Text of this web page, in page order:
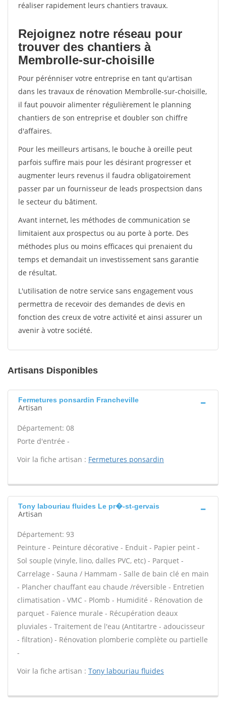
réaliser rapidement leurs chantiers travaux.
Rejoignez notre réseau pour
trouver des chantiers à
Membrolle-sur-choisille
Pour pérénniser votre entreprise en tant qu'artisan
dans les travaux de rénovation Membrolle-sur-choisille,
il faut pouvoir alimenter régulièrement le planning
chantiers de son entreprise et doubler son chiffre
d'affaires.
Pour les meilleurs artisans, le bouche à oreille peut
parfois suffire mais pour les désirant progresser et
augmenter leurs revenus il faudra obligatoirement
passer par un fournisseur de leads prospectsion dans
le secteur du bâtiment.
Avant internet, les méthodes de communication se
limitaient aux prospectus ou au porte à porte. Des
méthodes plus ou moins efficaces qui prenaient du
temps et demandait un investissement sans garantie
de résultat.
L'utilisation de notre service sans engagement vous
permettra de recevoir des demandes de devis en
fonction des creux de votre activité et ainsi assurer un
avenir à votre société.
Artisans Disponibles
Fermetures ponsardin Francheville
Artisan
Département: 08
Porte d'entrée -
Voir la fiche artisan : Fermetures ponsardin
Tony labouriau fluides Le pr�-st-gervais
Artisan
Département: 93
Peinture - Peinture décorative - Enduit - Papier peint -
Sol souple (vinyle, lino, dalles PVC, etc) - Parquet -
Carrelage - Sauna / Hammam - Salle de bain clé en main
- Plancher chauffant eau chaude /réversible - Entretien
climatisation - VMC - Plomb - Humidité - Rénovation de
parquet - Faïence murale - Récupération deaux
pluviales - Traitement de l'eau (Antitartre - adoucisseur
- filtration) - Rénovation plomberie complète ou partielle
-
Voir la fiche artisan : Tony labouriau fluides